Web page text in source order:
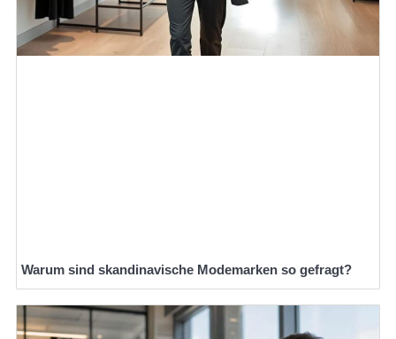
Warum sind skandinavische Modemarken so gefragt?